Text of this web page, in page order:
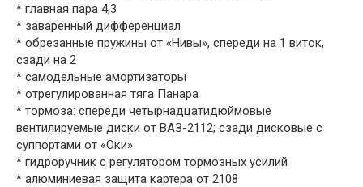
* главная пара 4,3
* заваренный дифференциал
* обрезанные пружины от «Нивы», спереди на 1 виток,
сзади на 2
* самодельные амортизаторы
* отрегулированная тяга Панара
* тормоза: спереди четырнадцатидюймовые
вентилируемые диски от ВАЗ-2112; сзади дисковые с
суппортами от «Оки»
* гидроручник с регулятором тормозных усилий
* алюминиевая защита картера от 2108